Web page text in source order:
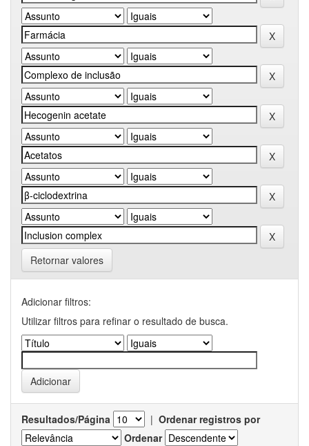
Retornar valores
Adicionar filtros:
Utilizar filtros para refinar o resultado de busca.
Resultados/Página | Ordenar registros por
Ordenar